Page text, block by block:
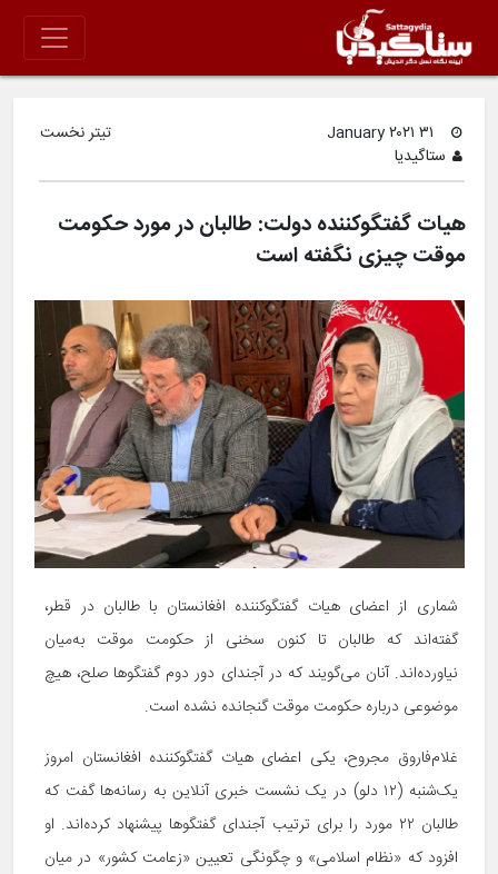
ستاگیدیا
تیتر نخست
هیات گفتگوکننده دولت: طالبان در مورد حکومت
موقت چیزی نگفته است
شماری از اعضای هیات گفتگوکننده افغانستان با طالبان در قطر،
گفته‌اند که طالبان تا کنون سخنی از حکومت موقت به‌میان
نیاورده‌اند. آنان می‌گویند که در آجندای دور دوم گفتگوها صلح، هیچ
موضوعی درباره حکومت موقت گنجانده نشده است.
غلام‌فاروق مجروح، یکی اعضای هیات گفتگوکننده افغانستان امروز
یک‌شنبه (۱۲ دلو) در یک نشست خبری آنلاین به رسانه‌ها گفت که
طالبان ۲۲ مورد را برای ترتیب آجندای گفتگوها پیشنهاد کرده‌اند. او
افزود که «نظام اسلامی» و چگونگی تعیین «زعامت کشور» در میان